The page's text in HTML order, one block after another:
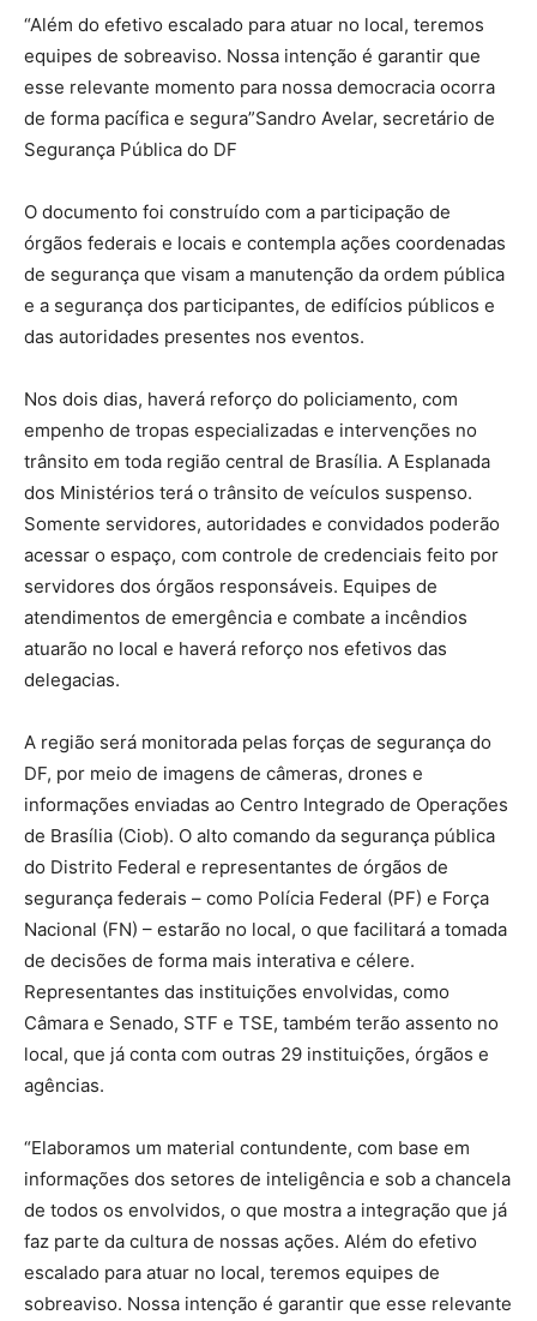
“Além do efetivo escalado para atuar no local, teremos
equipes de sobreaviso. Nossa intenção é garantir que
esse relevante momento para nossa democracia ocorra
de forma pacífica e segura”Sandro Avelar, secretário de
Segurança Pública do DF
O documento foi construído com a participação de
órgãos federais e locais e contempla ações coordenadas
de segurança que visam a manutenção da ordem pública
e a segurança dos participantes, de edifícios públicos e
das autoridades presentes nos eventos.
Nos dois dias, haverá reforço do policiamento, com
empenho de tropas especializadas e intervenções no
trânsito em toda região central de Brasília. A Esplanada
dos Ministérios terá o trânsito de veículos suspenso.
Somente servidores, autoridades e convidados poderão
acessar o espaço, com controle de credenciais feito por
servidores dos órgãos responsáveis. Equipes de
atendimentos de emergência e combate a incêndios
atuarão no local e haverá reforço nos efetivos das
delegacias.
A região será monitorada pelas forças de segurança do
DF, por meio de imagens de câmeras, drones e
informações enviadas ao Centro Integrado de Operações
de Brasília (Ciob). O alto comando da segurança pública
do Distrito Federal e representantes de órgãos de
segurança federais – como Polícia Federal (PF) e Força
Nacional (FN) – estarão no local, o que facilitará a tomada
de decisões de forma mais interativa e célere.
Representantes das instituições envolvidas, como
Câmara e Senado, STF e TSE, também terão assento no
local, que já conta com outras 29 instituições, órgãos e
agências.
“Elaboramos um material contundente, com base em
informações dos setores de inteligência e sob a chancela
de todos os envolvidos, o que mostra a integração que já
faz parte da cultura de nossas ações. Além do efetivo
escalado para atuar no local, teremos equipes de
sobreaviso. Nossa intenção é garantir que esse relevante